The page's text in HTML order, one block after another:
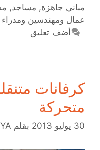
مباني جاهزة, مساجد,
عمال ومهندسين ومدراء
أضف تعليق
كرفانات
متحركة
30 يوليو 2013 بقلم